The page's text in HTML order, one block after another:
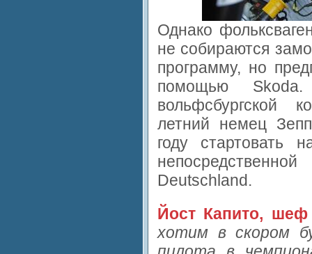
Однако
не собираются
программу, но
помощью
вольфсбургской
летний немец
году стартовать
Deutschland.
Йост Капито,
хотим в скором